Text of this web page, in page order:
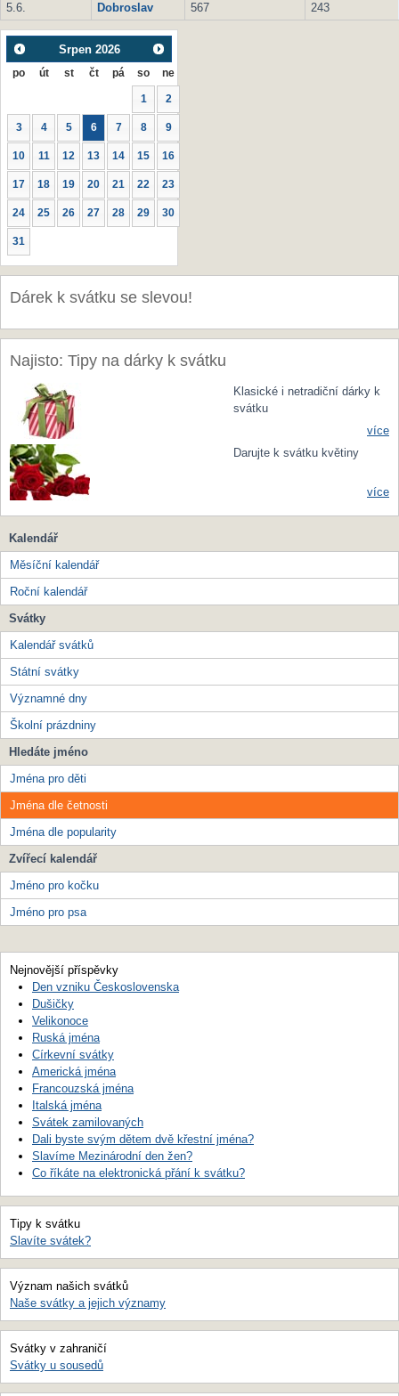
5.6.
Dobroslav 567 243
Srpen 2026
po út st čt pá so ne
1 2
3 4 5 6 7 8 9
10 11 12 13 14 15 16
17 18 19 20 21 22 23
24 25 26 27 28 29 30
31
Dárek k svátku se slevou!
Najisto: Tipy na dárky k svátku
Klasické i netradiční dárky k
svátku
více
Darujte k svátku květiny
více
Kalendář
Měsíční kalendář
Roční kalendář
Svátky
Kalendář svátků
Státní svátky
Významné dny
Školní prázdniny
Hledáte jméno
Jména pro děti
Jména dle četnosti
Jména dle popularity
Zvířecí kalendář
Jméno pro kočku
Jméno pro psa
Nejnovější příspěvky
Den vzniku Československa
Dušičky
Velikonoce
Ruská jména
Církevní svátky
Americká jména
Francouzská jména
Italská jména
Svátek zamilovaných
Dali byste svým dětem dvě křestní jména?
Slavíme Mezinárodní den žen?
Co říkáte na elektronická přání k svátku?
Tipy k svátku
Slavíte svátek?
Význam našich svátků
Naše svátky a jejich významy
Svátky v zahraničí
Svátky u sousedů